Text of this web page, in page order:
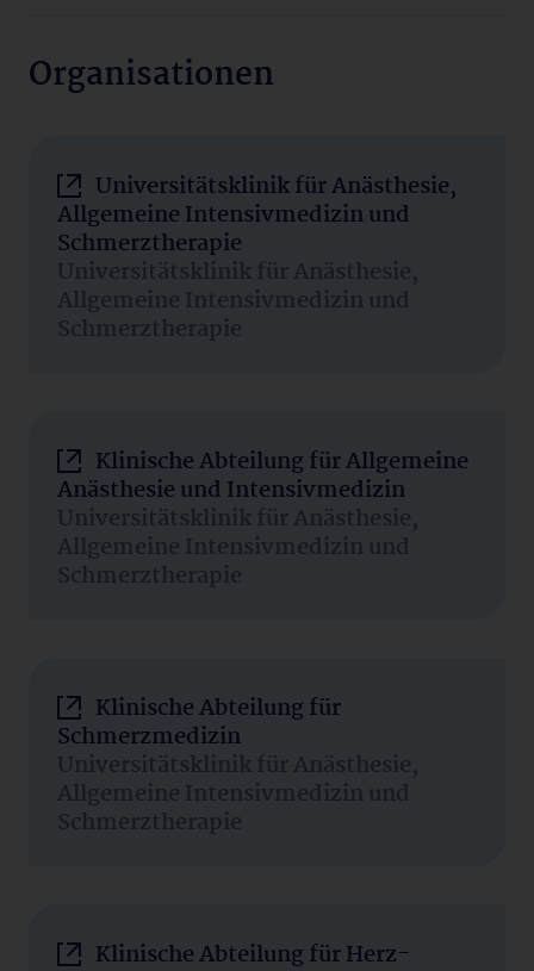
Organisationen
Universitätsklinik für Anästhesie,
Allgemeine Intensivmedizin und
Schmerztherapie
Universitätsklinik für Anästhesie,
Allgemeine Intensivmedizin und
Schmerztherapie
Klinische Abteilung für Allgemeine
Anästhesie und Intensivmedizin
Universitätsklinik für Anästhesie,
Allgemeine Intensivmedizin und
Schmerztherapie
Klinische Abteilung für
Schmerzmedizin
Universitätsklinik für Anästhesie,
Allgemeine Intensivmedizin und
Schmerztherapie
Klinische Abteilung für Herz-